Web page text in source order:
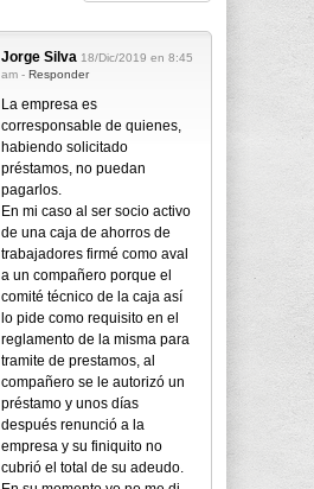
Jorge Silva 18/Dic/2019 en 8:45
am - Responder
La empresa es
corresponsable de quienes,
habiendo solicitado
préstamos, no puedan
pagarlos.
En mi caso al ser socio activo
de una caja de ahorros de
trabajadores firmé como aval
a un compañero porque el
comité técnico de la caja así
lo pide como requisito en el
reglamento de la misma para
tramite de prestamos, al
compañero se le autorizó un
préstamo y unos días
después renunció a la
empresa y su finiquito no
cubrió el total de su adeudo.